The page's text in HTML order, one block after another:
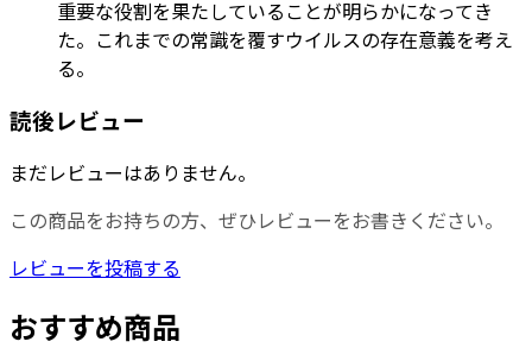
重要な役割を果たしていることが明らかになってき
た。これまでの常識を覆すウイルスの存在意義を考え
る。
読後レビュー
まだレビューはありません。
この商品をお持ちの方、ぜひレビューをお書きください。
レビューを投稿する
おすすめ商品